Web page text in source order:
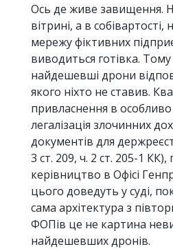
Ось де живе завищення.
вітрині, а в собівартості,
мережу фіктивних
виводиться готівка.
найдешевші дрони
якого ніхто не ставив.
привласнення в
легалізація злочинних
документів для
3 ст. 209, ч. 2 ст. 205-1
керівництво в Офісі
цього доведуть у суді,
сама архітектура з
ФОПів це не картина
найдешевших дронів.